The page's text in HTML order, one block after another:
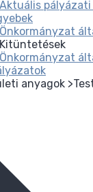
pályázati